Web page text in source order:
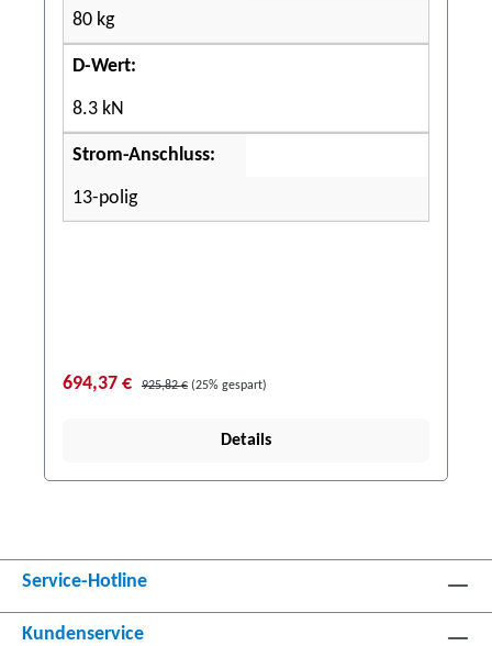
80 kg
D-Wert:
8.3 kN
Strom-Anschluss:
13-polig
694,37 € 925,82 € (25% gespart)
Details
Service-Hotline
Kundenservice